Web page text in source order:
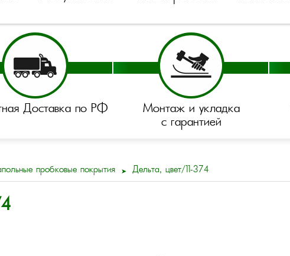
Доставка по РФ
Монтаж и укладка
с гарантией
пробковые покрытия Дельта, цвет/11-374